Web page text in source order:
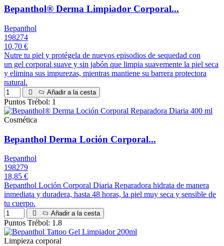
Bepanthol® Derma Limpiador Corporal...
Bepanthol
198274
10,70 €
Nutre tu piel y protégela de nuevos episodios de sequedad con
un gel corporal suave y sin jabón que limpia suavemente la piel seca
y elimina sus impurezas, mientras mantiene su barrera protectora
natural.
Añadir a la cesta
Puntos Trébol: 1
Cosmética
Bepanthol Derma Loción Corporal...
Bepanthol
198279
18,85 €
Bepanthol Loción Corporal Diaria Reparadora hidrata de manera
inmediata y duradera, hasta 48 horas, la piel muy seca y sensible de
tu cuerpo.
Añadir a la cesta
Puntos Trébol: 1.8
Limpieza corporal